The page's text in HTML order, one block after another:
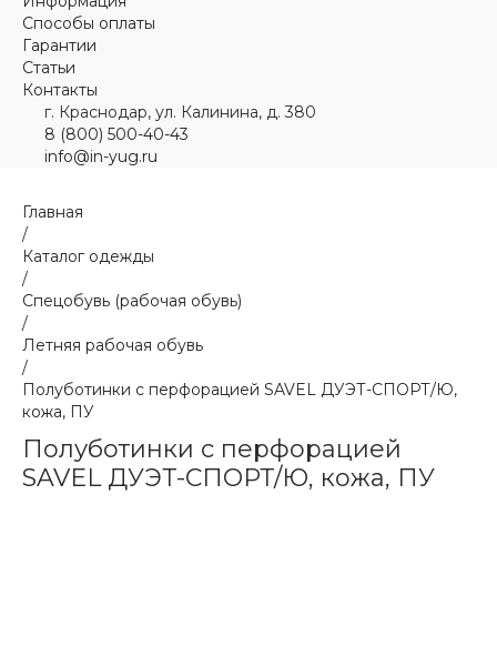
Способы оплаты
Гарантии
Статьи
Контакты
г. Краснодар, ул. Калинина, д. 380
8 (800) 500-40-43
info@in-yug.ru
Главная
/
Каталог одежды
/
Спецобувь (рабочая обувь)
/
Летняя рабочая обувь
/
Полуботинки с перфорацией SAVEL ДУЭТ-СПОРТ/Ю,
кожа, ПУ
Полуботинки с перфорацией
SAVEL ДУЭТ-СПОРТ/Ю, кожа, ПУ